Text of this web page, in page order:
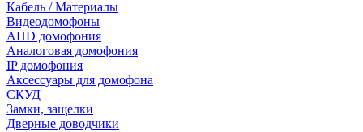
Кабель / Материалы
Видеодомофоны
AHD домофония
Аналоговая домофония
IP домофония
Аксессуары для домофона
СКУД
Замки, защелки
Дверные доводчики